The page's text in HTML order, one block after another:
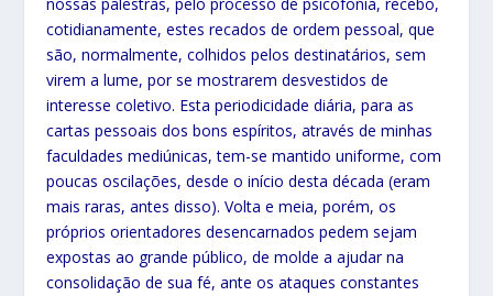
cotidianamente, estes recados de ordem pessoal, que
são, normalmente, colhidos pelos destinatários, sem
virem a lume, por se mostrarem desvestidos de
interesse coletivo. Esta periodicidade diária, para as
cartas pessoais dos bons espíritos, através de minhas
faculdades mediúnicas, tem-se mantido uniforme, com
poucas oscilações, desde o início desta década (eram
mais raras, antes disso). Volta e meia, porém, os
próprios orientadores desencarnados pedem sejam
expostas ao grande público, de molde a ajudar na
consolidação de sua fé, ante os ataques constantes